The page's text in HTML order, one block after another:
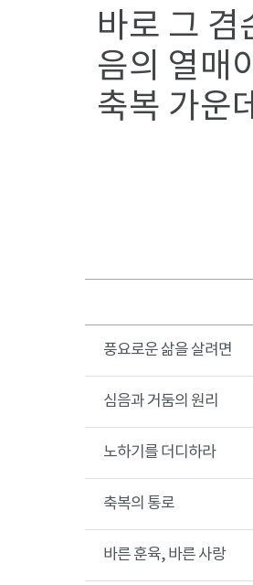
바로 그
음의 열매
축복 가운
풍요로운 삶을 살려면
심음과 거둠의 원리
노하기를 더디하라
축복의 통로
바른 훈육, 바른 사랑